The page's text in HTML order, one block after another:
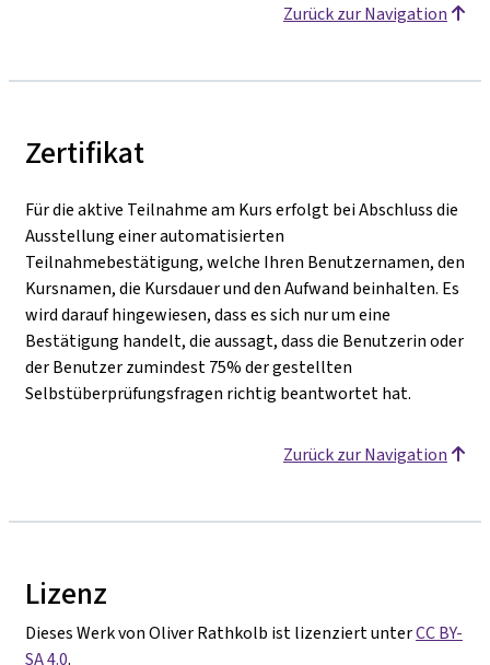
Zurück zur Navigation
Zertifikat
Für die aktive Teilnahme am Kurs erfolgt bei Abschluss die
Ausstellung einer automatisierten
Teilnahmebestätigung, welche Ihren Benutzernamen, den
Kursnamen, die Kursdauer und den Aufwand beinhalten. Es
wird darauf hingewiesen, dass es sich nur um eine
Bestätigung handelt, die aussagt, dass die Benutzerin oder
der Benutzer zumindest 75% der gestellten
Selbstüberprüfungsfragen richtig beantwortet hat.
Zurück zur Navigation
Lizenz
Dieses Werk von Oliver Rathkolb ist lizenziert unterCC BY-
SA 4.0.